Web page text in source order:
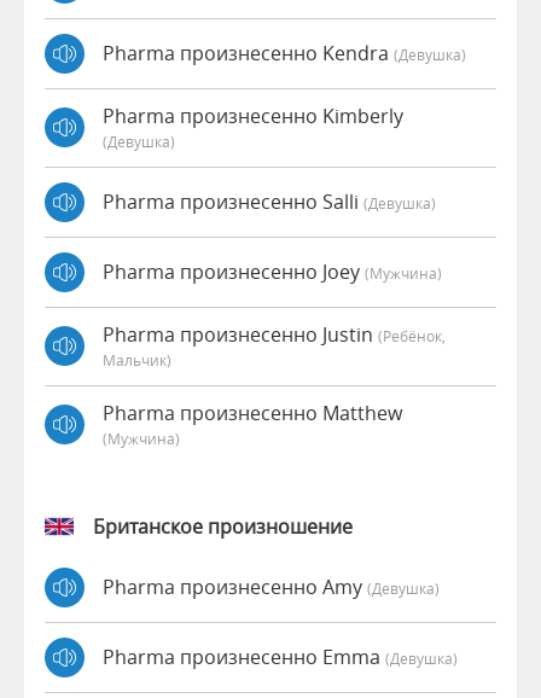
Pharma произнесенно Kendra (девушка)
Pharma произнесенно Kimberly
(девушка)
Pharma произнесенно Salli (девушка)
Pharma произнесенно Joey (мужчина)
Pharma произнесенно Justin (Ребёнок,
Мальчик)
Pharma произнесенно Matthew
(мужчина)
Британское произношение
Pharma произнесенно Amy (девушка)
Pharma произнесенно Emma (девушка)